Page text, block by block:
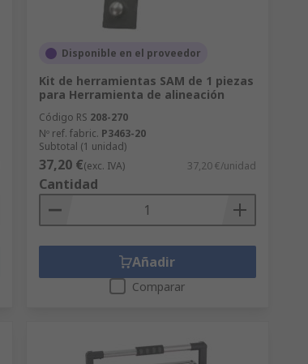
Disponible en el proveedor
Kit de herramientas SAM de 1 piezas
para Herramienta de alineación
Código RS 208-270
Nº ref. fabric. P3463-20
Subtotal (1 unidad)
37,20 €(exc. IVA) 37,20 €/unidad
Cantidad
Añadir
Comparar